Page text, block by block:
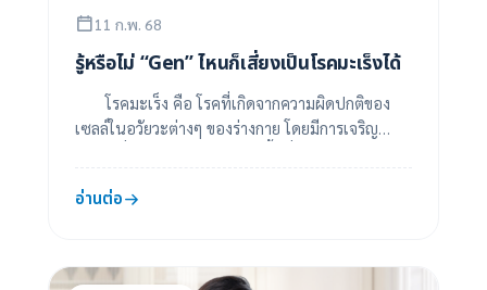
11 ก.พ. 68
รู้หรือไม่ “Gen” ไหนก็เสี่ยงเป็นโรคมะเร็งได้
โรคมะเร็ง คือ โรคที่เกิดจากความผิดปกติของ
เซลล์ในอวัยวะต่างๆ ของร่างกาย โดยมีการเจริญ
อ่านต่อ